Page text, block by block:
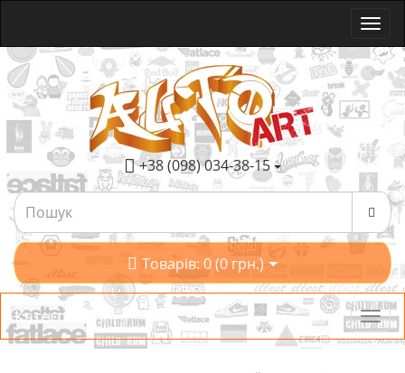
+38 (098) 034-38-15
Товарів: 0 (0 грн.)
Категорії